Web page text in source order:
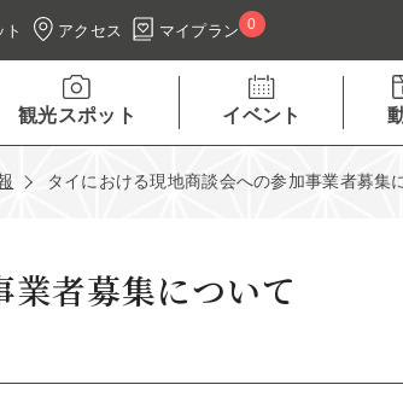
ト アクセス マイプラン 0
観光スポット イベント
タイにおける現地商談会への参加事業者募集
者募集について